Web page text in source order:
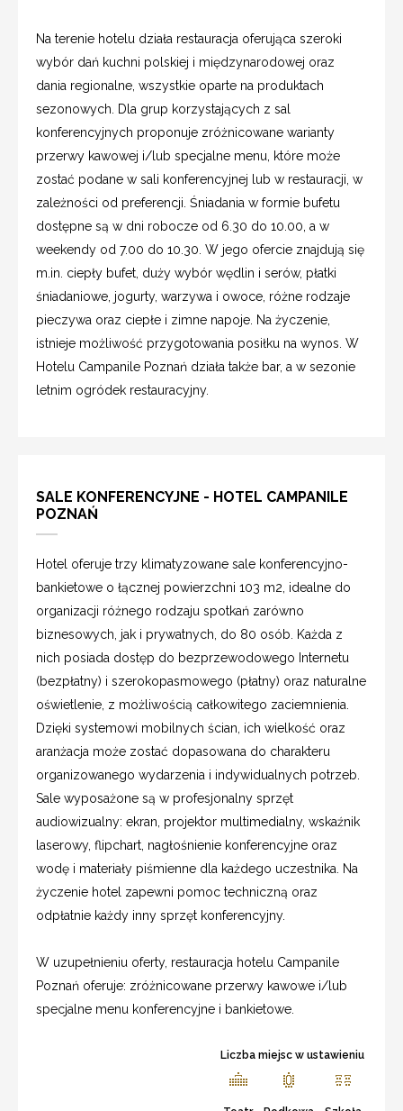
Na terenie hotelu działa restauracja oferująca szeroki
wybór dań kuchni polskiej i międzynarodowej oraz
dania regionalne, wszystkie oparte na produktach
sezonowych. Dla grup korzystających z sal
konferencyjnych proponuje zróżnicowane warianty
przerwy kawowej i/lub specjalne menu, które może
zostać podane w sali konferencyjnej lub w restauracji, w
zależności od preferencji. Śniadania w formie bufetu
dostępne są w dni robocze od 6.30 do 10.00, a w
weekendy od 7.00 do 10.30. W jego ofercie znajdują się
m.in. ciepły bufet, duży wybór wędlin i serów, płatki
śniadaniowe, jogurty, warzywa i owoce, różne rodzaje
pieczywa oraz ciepłe i zimne napoje. Na życzenie,
istnieje możliwość przygotowania posiłku na wynos. W
Hotelu Campanile Poznań działa także bar, a w sezonie
letnim ogródek restauracyjny.
SALE KONFERENCYJNE - HOTEL CAMPANILE
POZNAŃ
Hotel oferuje trzy klimatyzowane sale konferencyjno-
bankietowe o łącznej powierzchni 103 m2, idealne do
organizacji różnego rodzaju spotkań zarówno
biznesowych, jak i prywatnych, do 80 osób. Każda z
nich posiada dostęp do bezprzewodowego Internetu
(bezpłatny) i szerokopasmowego (płatny) oraz naturalne
oświetlenie, z możliwością całkowitego zaciemnienia.
Dzięki systemowi mobilnych ścian, ich wielkość oraz
aranżacja może zostać dopasowana do charakteru
organizowanego wydarzenia i indywidualnych potrzeb.
Sale wyposażone są w profesjonalny sprzęt
audiowizualny: ekran, projektor multimedialny, wskaźnik
laserowy, flipchart, nagłośnienie konferencyjne oraz
wodę i materiały piśmienne dla każdego uczestnika. Na
życzenie hotel zapewni pomoc techniczną oraz
odpłatnie każdy inny sprzęt konferencyjny.
W uzupełnieniu oferty, restauracja hotelu Campanile
Poznań oferuje: zróżnicowane przerwy kawowe i/lub
specjalne menu konferencyjne i bankietowe.
Liczba miejsc w ustawieniu